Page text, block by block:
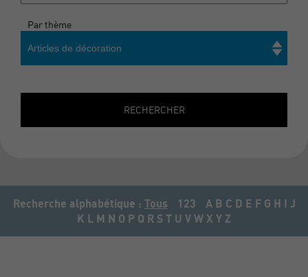
Par thème
Articles de décoration
RECHERCHER
Recherche alphabétique : Tous 123 A B C D E F G H I J
K L M N O P Q R S T U V W X Y Z